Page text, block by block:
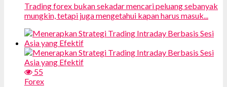
Trading forex bukan sekadar mencari peluang sebanyak
mungkin, tetapi juga mengetahui kapan harus masuk...
55
Forex